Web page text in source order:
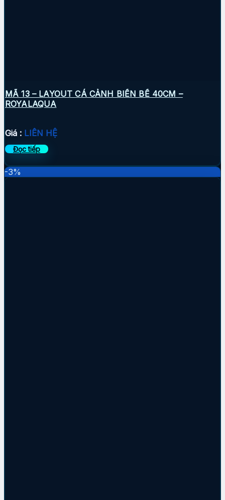
MÃ 13 – LAYOUT CÁ CẢNH BIỂN BỂ 40CM –
ROYALAQUA
Giá : LIÊN HỆ
Đọc tiếp
-3%